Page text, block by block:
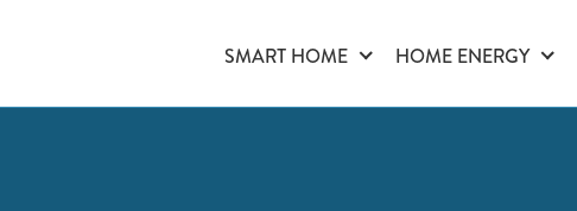
SMART HOME HOME ENERGY